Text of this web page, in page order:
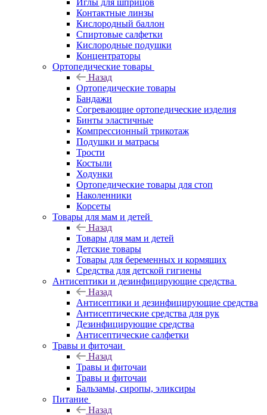
Иглы для шприцов
Контактные линзы
Кислородный баллон
Спиртовые салфетки
Кислородные подушки
Концентраторы
Ортопедические товары
Назад
Ортопедические товары
Бандажи
Согревающие ортопедические изделия
Бинты эластичные
Компрессионный трикотаж
Подушки и матрасы
Трости
Костыли
Ходунки
Ортопедические товары для стоп
Наколенники
Корсеты
Товары для мам и детей
Назад
Товары для мам и детей
Детские товары
Товары для беременных и кормящих
Средства для детской гигиены
Антисептики и дезинфицирующие средства
Назад
Антисептики и дезинфицирующие средства
Антисептические средства для рук
Дезинфицирующие средства
Антисептические салфетки
Травы и фиточаи
Назад
Травы и фиточаи
Травы и фиточаи
Бальзамы, сиропы, эликсиры
Питание
Назад